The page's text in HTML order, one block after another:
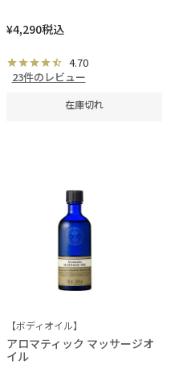
¥4,290税込
4.70
23件のレビュー
在庫切れ
【ボディオイル】
アロマティック マッサージオ
イル